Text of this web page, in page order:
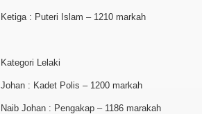
Ketiga : Puteri Islam – 1210 markah
Kategori Lelaki
Johan : Kadet Polis – 1200 markah
Naib Johan : Pengakap – 1186 marakah